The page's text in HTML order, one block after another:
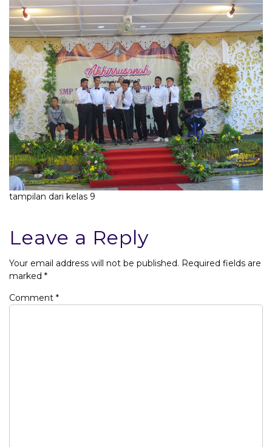
tampilan dari kelas 9
Leave a Reply
Your email address will not be published. Required fields are
marked *
Comment *